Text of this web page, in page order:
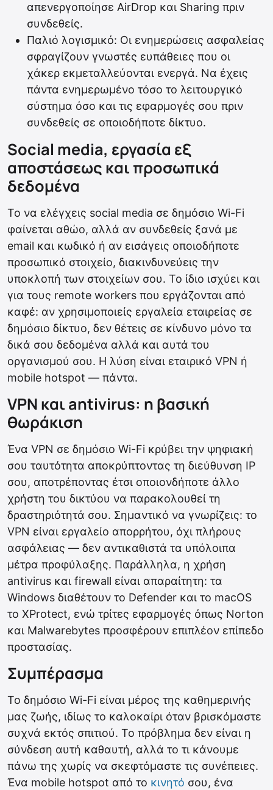
απενεργοποίησε AirDrop και Sharing πριν
συνδεθείς.
Παλιό λογισμικό: Οι ενημερώσεις ασφαλείας
σφραγίζουν γνωστές ευπάθειες που οι
χάκερ εκμεταλλεύονται ενεργά. Να έχεις
πάντα ενημερωμένο τόσο το λειτουργικό
σύστημα όσο και τις εφαρμογές σου πριν
συνδεθείς σε οποιοδήποτε δίκτυο.
Social media, εργασία εξ
αποστάσεως και προσωπικά
δεδομένα
Το να ελέγχεις social media σε δημόσιο Wi-Fi
φαίνεται αθώο, αλλά αν συνδεθείς ξανά με
email και κωδικό ή αν εισάγεις οποιοδήποτε
προσωπικό στοιχείο, διακινδυνεύεις την
υποκλοπή των στοιχείων σου. Το ίδιο ισχύει και
για τους remote workers που εργάζονται από
καφέ: αν χρησιμοποιείς εργαλεία εταιρείας σε
δημόσιο δίκτυο, δεν θέτεις σε κίνδυνο μόνο τα
δικά σου δεδομένα αλλά και αυτά του
οργανισμού σου. Η λύση είναι εταιρικό VPN ή
mobile hotspot — πάντα.
VPN και antivirus: η βασική
θωράκιση
Ένα VPN σε δημόσιο Wi-Fi κρύβει την ψηφιακή
σου ταυτότητα αποκρύπτοντας τη διεύθυνση IP
σου, αποτρέποντας έτσι οποιονδήποτε άλλο
χρήστη του δικτύου να παρακολουθεί τη
δραστηριότητά σου. Σημαντικό να γνωρίζεις: το
VPN είναι εργαλείο απορρήτου, όχι πλήρους
ασφάλειας — δεν αντικαθιστά τα υπόλοιπα
μέτρα προφύλαξης. Παράλληλα, η χρήση
antivirus και firewall είναι απαραίτητη: τα
Windows διαθέτουν το Defender και το macOS
το XProtect, ενώ τρίτες εφαρμογές όπως Norton
και Malwarebytes προσφέρουν επιπλέον επίπεδο
προστασίας.
Συμπέρασμα
Το δημόσιο Wi-Fi είναι μέρος της καθημερινής
μας ζωής, ιδίως το καλοκαίρι όταν βρισκόμαστε
συχνά εκτός σπιτιού. Το πρόβλημα δεν είναι η
σύνδεση αυτή καθαυτή, αλλά το τι κάνουμε
πάνω της χωρίς να σκεφτόμαστε τις συνέπειες.
Ένα mobile hotspot από το κινητό σου, ένα